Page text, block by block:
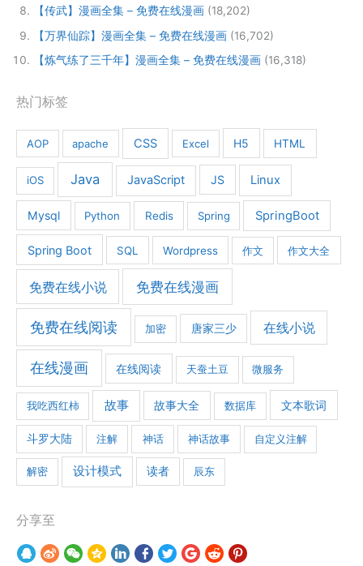
【传武】漫画全集 – 免费在线漫画 (18,202)
【万界仙踪】漫画全集 – 免费在线漫画 (16,702)
【炼气练了三千年】漫画全集 – 免费在线漫画 (16,318)
热门标签
AOP apache CSS Excel H5 HTML
iOS Java JavaScript JS Linux
Mysql Python Redis Spring SpringBoot
Spring Boot SQL Wordpress 作文 作文大全
免费在线小说 免费在线漫画
免费在线阅读 加密 唐家三少 在线小说
在线漫画 在线阅读 天蚕土豆 微服务
我吃西红柿 故事 故事大全 数据库 文本歌词
斗罗大陆 注解 神话 神话故事 自定义注解
解密 设计模式 读者 辰东
分享至